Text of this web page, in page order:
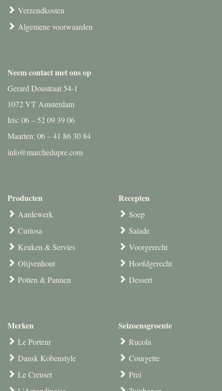
Verzendkosten
Algemene voorwaarden
Neem contact met ons op
Gerard Doustraat 54-1
1072 VT Amsterdam
Iris: 06 – 52 09 39 06
Maarten: 06 – 41 86 30 84
info@marchedupre.com
Producten
Aardewerk
Curiosa
Keuken & Servies
Olijvenhout
Potten & Pannen
Merken
Le Porteur
Dansk Kobenstyle
Le Creuset
Recepten
Soep
Salade
Voorgerecht
Hoofdgerecht
Dessert
Seizoensgroente
Rucola
Courgette
Prei